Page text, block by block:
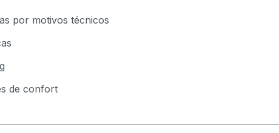
de extracción de quemadores de ahorro de energía en
GmbH
soldadura con TEKA" Un proyecto de exhibición en
de un separador de chispas.
por motivos técnicos
de confort